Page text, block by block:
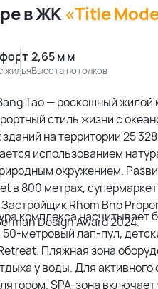
в ЖК «Title
жилья
2,65 м м
Высота потолков
Tao — роскошный
стиль жизни с
на территории 25
использованием
окружением.
в 800 метрах,
Застройщик Rhom Bho
Design Award 2024.
комплекса насчитывает
метровый лап-пул,
Пляжная зона
у воды. Для
SPA-зона